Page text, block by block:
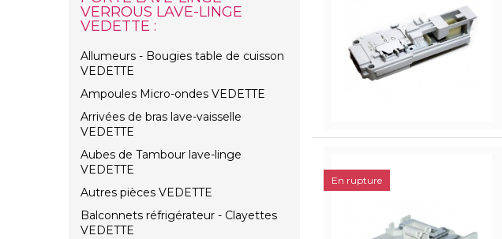
VERROUS LAVE-LINGE
VEDETTE :
Allumeurs - Bougies table de cuisson
VEDETTE
Ampoules Micro-ondes VEDETTE
Arrivées de bras lave-vaisselle
VEDETTE
Aubes de Tambour lave-linge
VEDETTE
Autres pièces VEDETTE
Balconnets réfrigérateur - Clayettes
VEDETTE
En rupture